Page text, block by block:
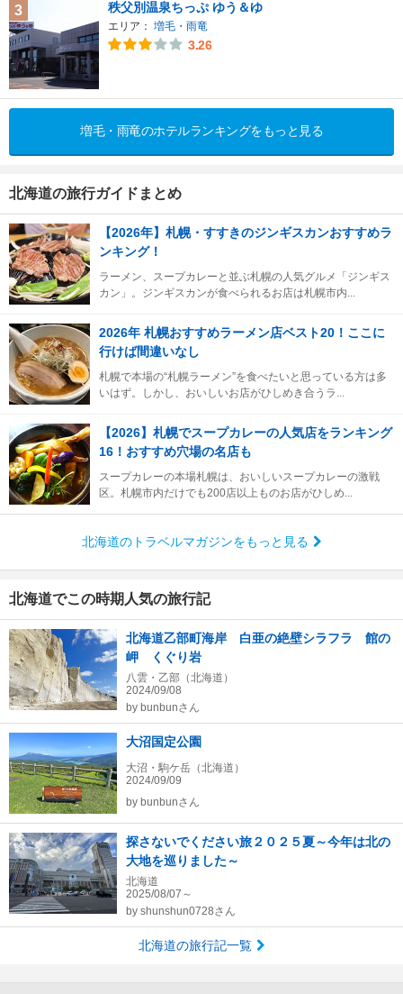
3 秩父別温泉ちっぷ ゆう＆ゆ
エリア： 増毛・雨竜
3.26
増毛・雨竜のホテルランキングをもっと見る
北海道の旅行ガイドまとめ
【2026年】札幌・すすきのジンギスカンおすすめラ
ンキング！
ラーメン、スープカレーと並ぶ札幌の人気グルメ「ジンギス
カン」。ジンギスカンが食べられるお店は札幌市内...
2026年 札幌おすすめラーメン店ベスト20！ここに
行けば間違いなし
札幌で本場の“札幌ラーメン”を食べたいと思っている方は多
いはず。しかし、おいしいお店がひしめき合うラ...
【2026】札幌でスープカレーの人気店をランキング
16！おすすめ穴場の名店も
スープカレーの本場札幌は、おいしいスープカレーの激戦
区。札幌市内だけでも200店以上ものお店がひしめ...
北海道のトラベルマガジンをもっと見る
北海道でこの時期人気の旅行記
北海道乙部町海岸 白亜の絶壁シラフラ 館の
岬 くぐり岩
八雲・乙部（北海道）
2024/09/08
by bunbunさん
大沼国定公園
大沼・駒ケ岳（北海道）
2024/09/09
by bunbunさん
探さないでください旅２０２５夏～今年は北の
大地を巡りました～
北海道
2025/08/07～
by shunshun0728さん
北海道の旅行記一覧